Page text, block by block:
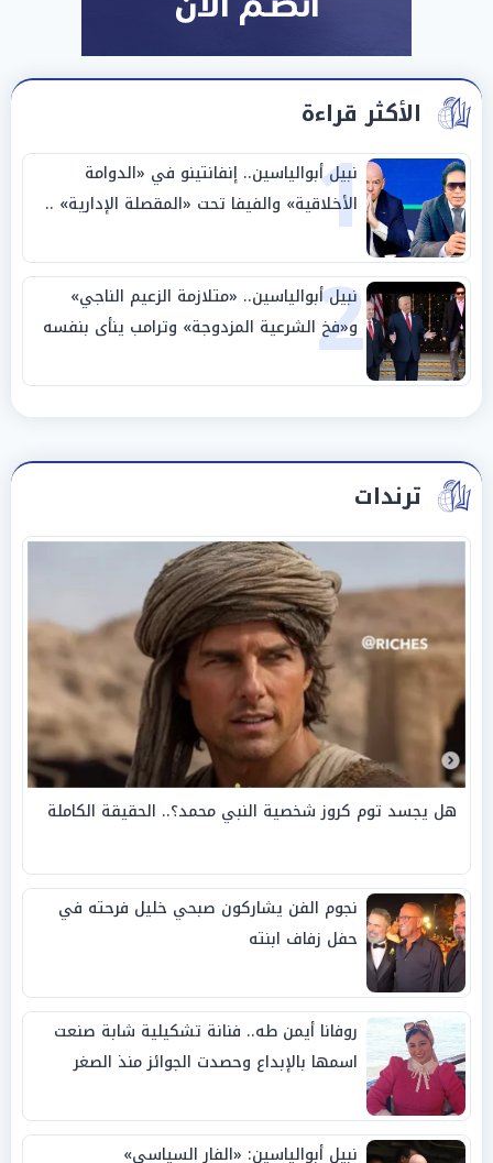
الأكثر قراءة
1
نبيل أبوالياسين.. إنفانتينو في «الدوامة
الأخلاقية» والفيفا تحت «المقصلة الإدارية» ..
«عبادة العرش وجنازة المصداقية»
2
نبيل أبوالياسين.. «متلازمة الزعيم الناجي»
و«فخ الشرعية المزدوجة» وترامب ينأى بنفسه
وحليفه في «ميتم استراتيجي»
ترندات
هل يجسد توم كروز شخصية النبي محمد؟.. الحقيقة الكاملة
نجوم الفن يشاركون صبحي خليل فرحته في
حفل زفاف ابنته
روفانا أيمن طه.. فنانة تشكيلية شابة صنعت
اسمها بالإبداع وحصدت الجوائز منذ الصغر
نبيل أبوالياسين: «الفار السياسي»